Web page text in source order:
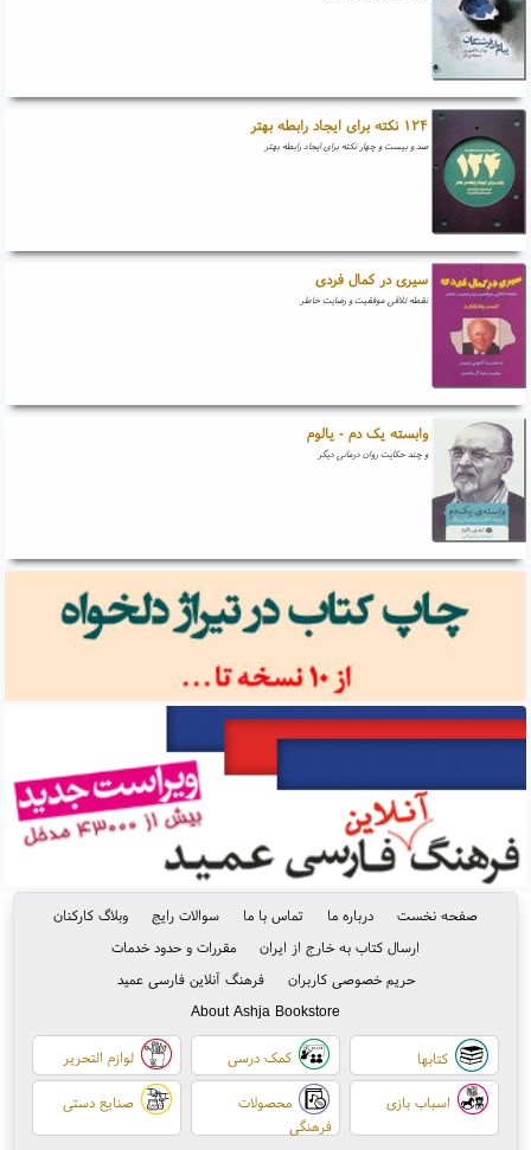
۱۲۴ نکته برای ایجاد رابطه بهتر
صد و بیست و چهار نکته برای ایجاد رابطه بهتر
سیری در کمال فردی
نقطه تلاقی موفقیت و رضایت خاطر
وابسته یک دم - یالوم
و چند حکایت روان درمانی دیگر
صفحه نخست درباره ما تماس با ما سوالات رایج
وبلاگ کارکنان
ارسال کتاب به خارج از ایران
مقررات و حدود خدمات
حریم خصوصی کاربران
فرهنگ آنلاین فارسی عمید
About Ashja Bookstore
کتابها کمک درسی لوازم التحریر
اسباب بازی
محصولات
فرهنگی
صنایع دستی